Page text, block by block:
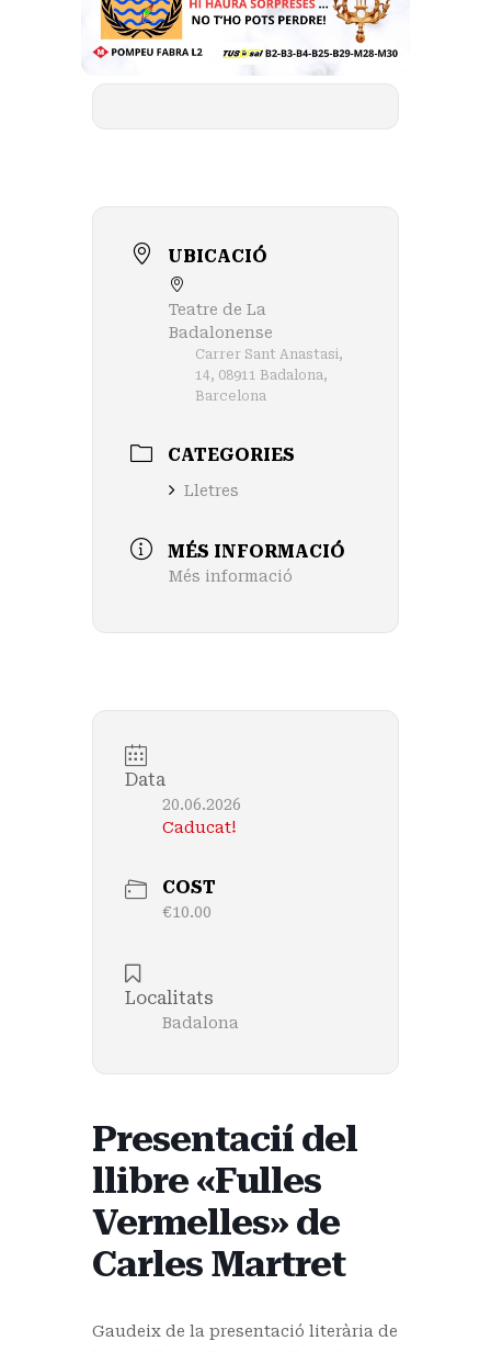
UBICACIÓ
Teatre de La
Badalonense
Carrer Sant Anastasi,
14, 08911 Badalona,
Barcelona
CATEGORIES
Lletres
MÉS INFORMACIÓ
Més informació
Data
20.06.2026
Caducat!
COST
€10.00
Localitats
Badalona
Presentacií del
llibre «Fulles
Vermelles» de
Carles Martret
Gaudeix de la presentació literària de